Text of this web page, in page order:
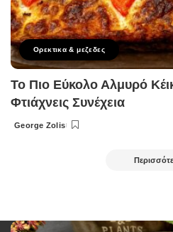
Ορεκτικα & μεζεδες
Το Πιο Εύκολο Αλμυρό
Φτιάχνεις Συνέχεια
Posted
George Zolis